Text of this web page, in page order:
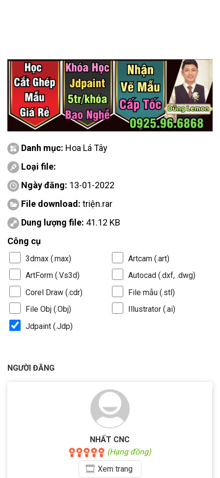
Danh mục: Hoa Lá Tây
Loại file:
Ngày đăng: 13-01-2022
File download: triện.rar
Dung lượng file: 41.12 KB
Công cụ
3dmax (.max)
Artcam (.art)
ArtForm (.Vs3d)
Autocad (.dxf, .dwg)
Corel Draw (.cdr)
File mẫu (.stl)
File Obj (.Obj)
Illustrator (.ai)
Jdpaint (.Jdp)
NGƯỜI ĐĂNG
NHẤT CNC
(Hạng đồng)
Xemtrang